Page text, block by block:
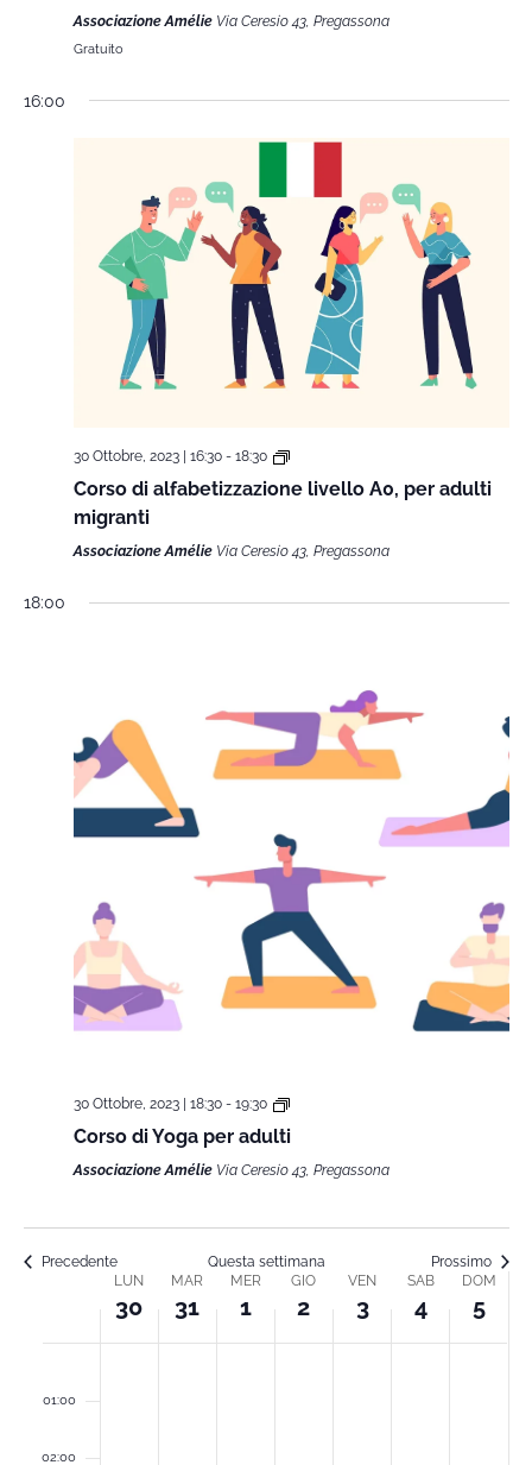
Associazione Amélie Via Ceresio 43, Pregassona
Gratuito
16:00
30 Ottobre, 2023 | 16:30- 18:30
Corso di alfabetizzazione livello A0, per adulti
migranti
Associazione Amélie Via Ceresio 43, Pregassona
18:00
30 Ottobre, 2023 | 18:30- 19:30
Corso di Yoga per adulti
Associazione Amélie Via Ceresio 43, Pregassona
Precedente Questa settimana Prossimo
Week
Corsi
LUN
30
MAR
31
MER
1
GIO
2
VEN
3
SAB
4
DOM
5
01:00
02:00